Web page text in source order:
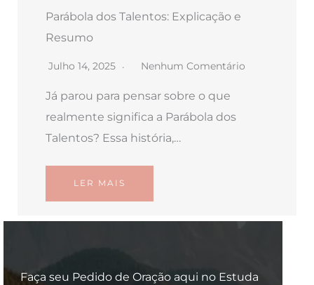
Parábola dos Talentos: Explicação e
Resumo
Julho 14, 2025 Nenhum Comentário
Já parou para pensar sobre o que
realmente significa a Parábola dos
Talentos? Essa história,…
LER MAIS
Faça seu Pedido de Oração aqui no Estuda